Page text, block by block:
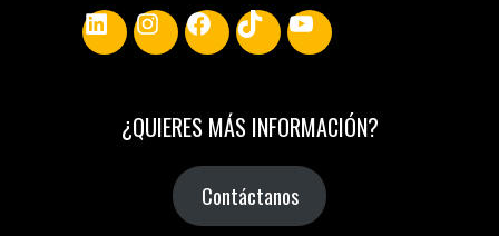
LinkedInInstagram
Facebook
TikTokYouTube
¿QUIERES MÁS INFORMACIÓN?
Contáctanos